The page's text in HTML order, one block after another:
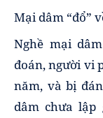
Mại dâm “đổ”
Nghề mại
đoán, người vi
năm, và bị
dâm chưa lập